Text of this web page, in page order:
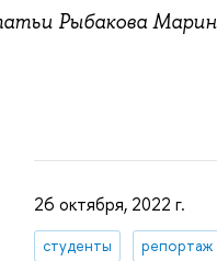
Рыбакова
26 октября, 2022 г.
студенты